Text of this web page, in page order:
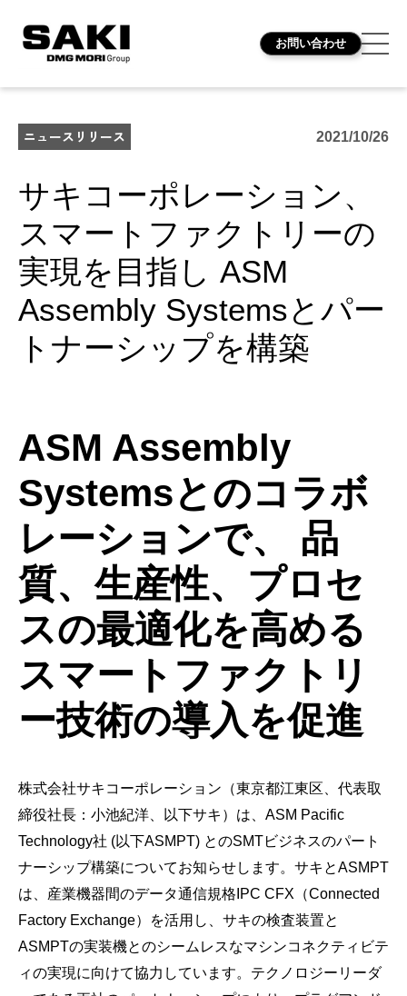
お問い合わせ
ニュースリリース 2021/10/26
サキコーポレーション、
スマートファクトリーの
実現を目指し ASM
Assembly Systemsとパー
トナーシップを構築
ASM Assembly
Systemsとのコラボ
レーションで、 品
質、生産性、プロセ
スの最適化を高める
スマートファクトリ
ー技術の導入を促進
株式会社サキコーポレーション（東京都江東区、代表取
締役社長：小池紀洋、以下サキ）は、ASM Pacific
Technology社 (以下ASMPT) とのSMTビジネスのパート
ナーシップ構築についてお知らせします。サキとASMPT
は、産業機器間のデータ通信規格IPC CFX（Connected
Factory Exchange）を活用し、サキの検査装置と
ASMPTの実装機とのシームレスなマシンコネクティビテ
ィの実現に向けて協力しています。テクノロジーリーダ